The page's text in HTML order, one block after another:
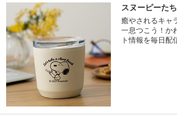
スヌーピーた
癒やされるキャ
一息つこう！か
ト情報を毎日配